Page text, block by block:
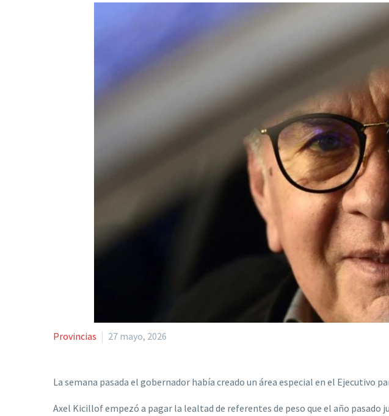
Provincias 27 mayo, 2026
La semana pasada el gobernador había creado un área especial en el Ejecutivo
Axel Kicillof empezó a pagar la lealtad de referentes de peso que el año